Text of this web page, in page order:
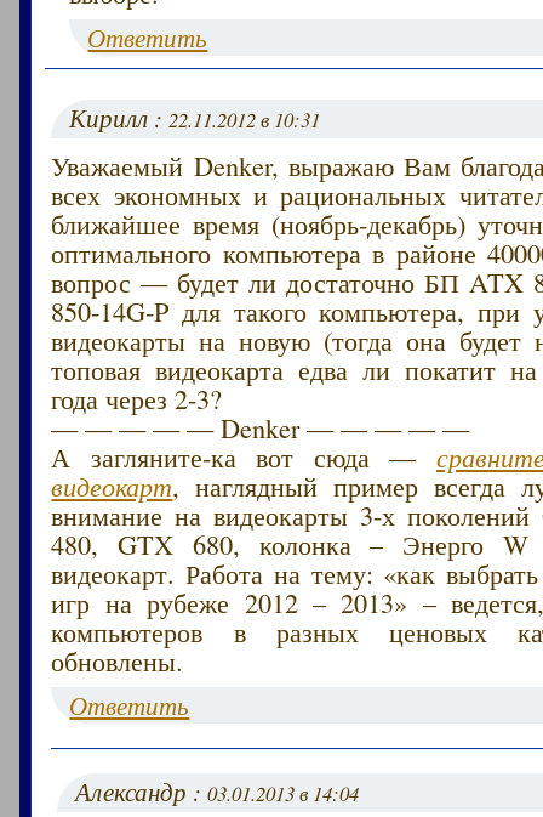
Ответить
Кирилл :22.11.2012 в 10:31
Уважаемый Denker, выражаю Вам
всех экономных и рациональных
ближайшее время (ноябрь-декабрь)
оптимального компьютера в районе
вопрос — будет ли достаточно БП ATX
850-14G-P для такого компьютера, при
видеокарты на новую (тогда она будет
топовая видеокарта едва ли покатит
года через 2-3?
— — — — — Denker — — — — —
А загляните-ка вот сюда —
видеокарт, наглядный пример всегда
внимание на видеокарты 3-х
480, GTX 680, колонка – Энерго W
видеокарт. Работа на тему: «как
игр на рубеже 2012 – 2013» –
компьютеров в разных ценовых
обновлены.
Ответить
Александр :03.01.2013 в 14:04